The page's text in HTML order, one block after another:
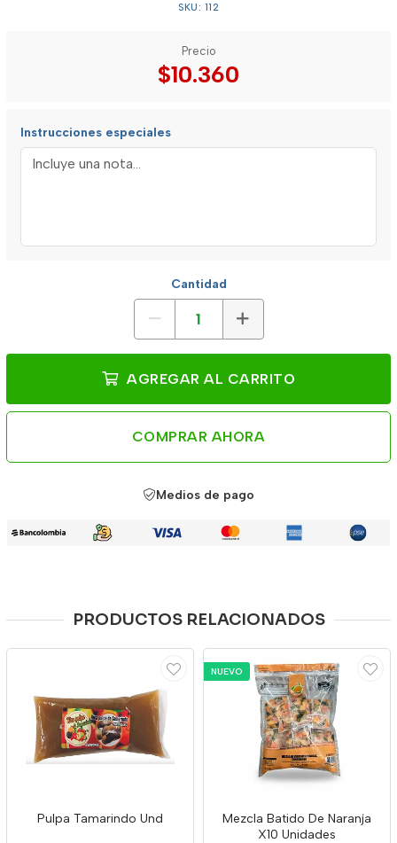
SKU: 112
Precio
$10.360
Instrucciones especiales
Cantidad
AGREGAR AL CARRITO
COMPRAR AHORA
Medios de pago
PRODUCTOS RELACIONADOS
Pulpa Tamarindo Und
NUEVO
Mezcla Batido De Naranja
X10 Unidades